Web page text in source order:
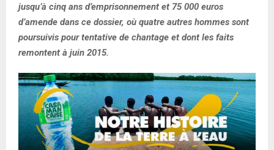
jusqu’à cinq ans d’emprisonnement et 75 000 euros
d’amende dans ce dossier, où quatre autres hommes sont
poursuivis pour tentative de chantage et dont les faits
remontent à juin 2015.